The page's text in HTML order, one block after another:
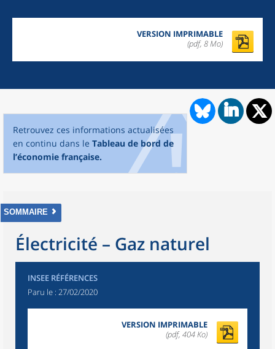
VERSION IMPRIMABLE
(pdf, 8 Mo)
Retrouvez ces informations actualisées
en continu dans le Tableau de bord de
l’économie française.
SOMMAIRE
Électricité – Gaz naturel
INSEE RÉFÉRENCES
Paru le : 27/02/2020
VERSION IMPRIMABLE
(pdf, 404 Ko)